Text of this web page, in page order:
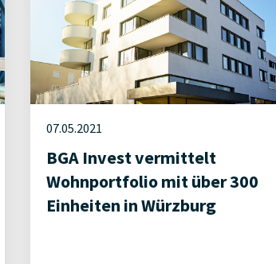
07.05.2021
BGA Invest vermittelt
Wohnportfolio mit über 300
Einheiten in Würzburg